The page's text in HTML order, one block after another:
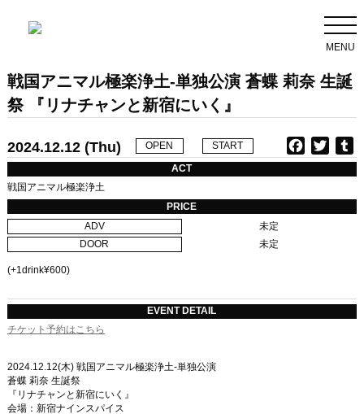
MENU
戦国アニマル極楽浄土-単独公演 蒼蝶 莉奈 生誕
祭 『リナチャンと新宿にいく』
2024.12.12 (Thu) OPEN START
a
e
b
w
t
t
u
b
l
ACT
戦国アニマル極楽浄土
PRICE
ADV
未定
DOOR
未定
(+1drink¥600)
EVENT DETAIL
チケット予約はこちら
2024.12.12(木) 戦国アニマル極楽浄土-単独公演
蒼蝶 莉奈 生誕祭
『リナチャンと新宿にいく』
会場：新宿ナインスパイス